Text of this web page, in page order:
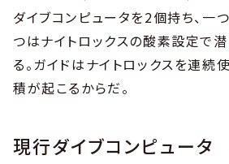
ダイブコンピュータを2個持ち、一
つはナイトロックスの酸素設定で
る。ガイドはナイトロックスを連続
積が起こるからだ。
現行ダイブコンピュー